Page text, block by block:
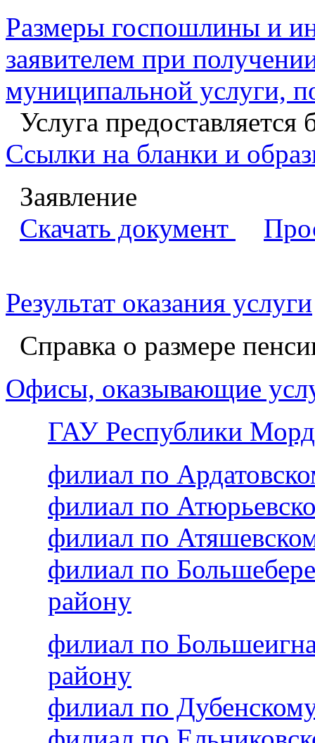
Размеры госпошлины и
заявителем при
муниципальной услуги,
Услуга предоставляется
Ссылки на бланки и
Заявление
Скачать документ
Результат оказания услуги
Справка о размере
Офисы, оказывающие
ГАУ Республики
филиал по
филиал по
филиал по
филиал по
району
филиал по
району
филиал по